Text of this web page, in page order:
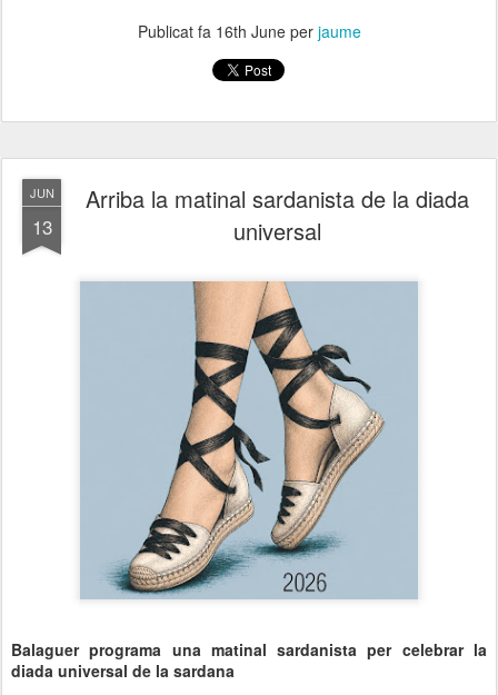
Publicat fa 16th Juneper jaume
JUN
13
Arriba la matinal sardanista de la diada
universal
Balaguer programa una matinal sardanista per celebrar la
diada universal de la sardana